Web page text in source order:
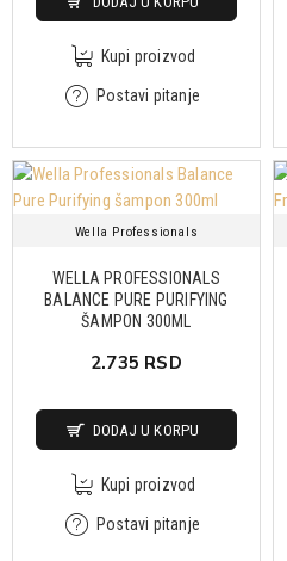
Kupi proizvod
Postavi pitanje
Wella Professionals
WELLA PROFESSIONALS
BALANCE PURE PURIFYING
ŠAMPON 300ML
2.735 RSD
DODAJ U KORPU
Kupi proizvod
Postavi pitanje